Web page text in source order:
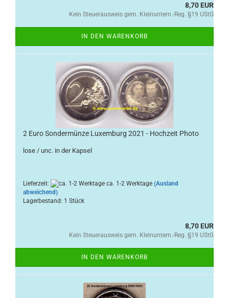
8,70 EUR
Kein Steuerausweis gem. Kleinuntern.-Reg. §19 UStG
IN DEN WARENKORB
2 Euro Sondermünze Luxemburg 2021 - Hochzeit Photo
lose / unc. in der Kapsel
Lieferzeit: ca. 1-2 Werktage (Ausland
abweichend)
Lagerbestand: 1 Stück
8,70 EUR
Kein Steuerausweis gem. Kleinuntern.-Reg. §19 UStG
IN DEN WARENKORB